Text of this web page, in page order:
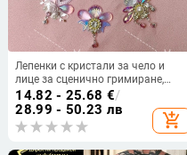
Лепенки с кристали за чело и
лице за сценично гримиране,
декоративни камъни за лице и
тяло за деца
14.82 - 25.68 €/
28.99 - 50.23 лв
add_shopping_cart